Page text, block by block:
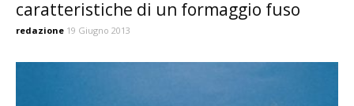
caratteristiche di un formaggio fuso
redazione 19 Giugno 2013